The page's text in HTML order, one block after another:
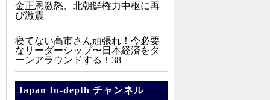
金正恩激怒、北朝鮮権力中枢に再
び激震
寝てない高市さん頑張れ！今必要
なリーダーシップ〜日本経済をタ
ーンアラウンドする！38
Japan In-depth チャンネル